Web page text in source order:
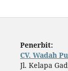
Penerbit:
CV. Wadah
Jl. Kelapa